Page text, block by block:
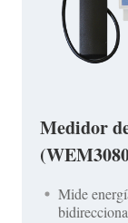
Medidor
Mide